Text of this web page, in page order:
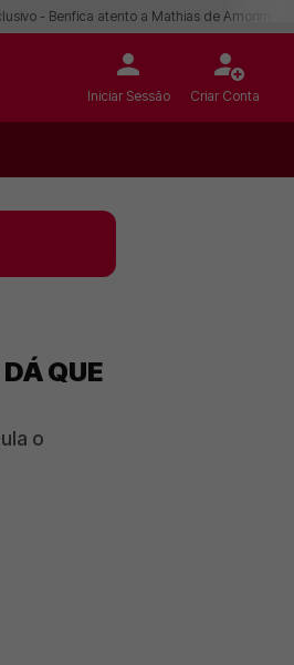
- Benfica atento a Mathias de Amorim
Iniciar Sessão Criar Conta
QUE
o